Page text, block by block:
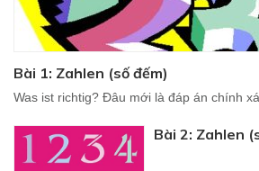
Bài 1: Zahlen (số đếm)
Was ist richtig? Đâu mới là đáp án chính
Bài 2: Zahlen